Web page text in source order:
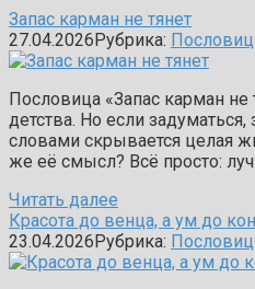
Запас карман не тянет
27.04.2026Рубрика:
Пословица «Запас карман
детства. Но если
словами скрывается целая
же её смысл? Всё просто:
Читать далее
Красота до венца, а ум до
23.04.2026Рубрика: